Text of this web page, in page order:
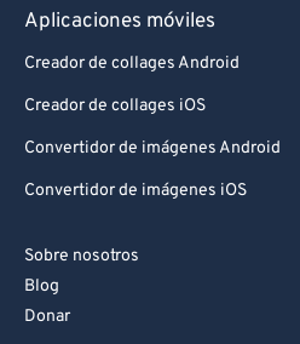
Aplicaciones móviles
Creador de collages Android
Creador de collages iOS
Convertidor de imágenes Android
Convertidor de imágenes iOS
Sobre nosotros
Blog
Donar